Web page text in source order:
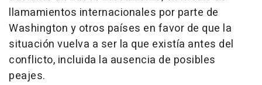
llamamientos internacionales por parte de
Washington y otros países en favor de que la
situación vuelva a ser la que existía antes del
conflicto, incluida la ausencia de posibles
peajes.